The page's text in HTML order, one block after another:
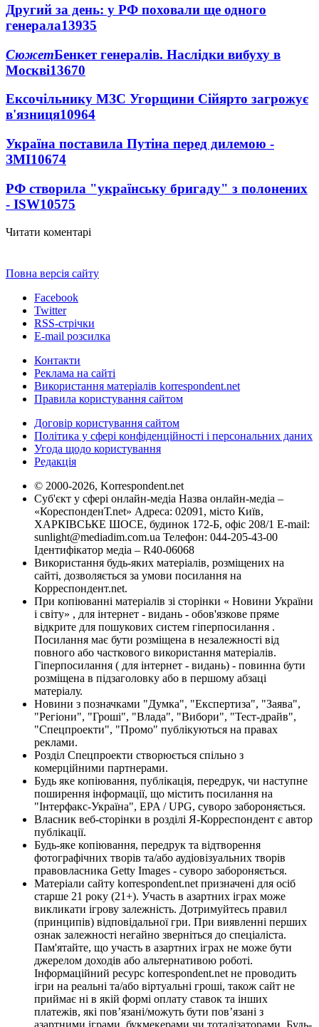
Другий за день: у РФ поховали ще одного
генерала13935
СюжетБенкет генералів. Наслідки вибуху в
Москві13670
Ексочільнику МЗС Угорщини Сійярто загрожує
в'язниця10964
Україна поставила Путіна перед дилемою -
ЗМІ10674
РФ створила "українську бригаду" з полонених
- ISW10575
Читати коментарі
Повна версія сайту
Facebook
Twitter
RSS-стрічки
E-mail розсилка
Контакти
Реклама на сайті
Використання матеріалів korrespondent.net
Правила користування сайтом
Договір користування сайтом
Політика у сфері конфіденційності і персональних даних
Угода щодо користування
Редакція
© 2000-2026, Korrespondent.net
Суб'єкт у сфері онлайн-медіа Назва онлайн-медіа –
«КореспонденТ.net» Адреса: 02091, місто Київ,
ХАРКІВСЬКЕ ШОСЕ, будинок 172-Б, офіс 208/1 E-mail:
sunlight@mediadim.com.ua Телефон: 044-205-43-00
Ідентифікатор медіа – R40-06068
Використання будь-яких матеріалів, розміщених на
сайті, дозволяється за умови посилання на
Корреспондент.net.
При копіюванні матеріалів зі сторінки « Новини України
і світу» , для інтернет - видань - обов'язкове пряме
відкрите для пошукових систем гіперпосилання .
Посилання має бути розміщена в незалежності від
повного або часткового використання матеріалів.
Гіперпосилання ( для інтернет - видань) - повинна бути
розміщена в підзаголовку або в першому абзаці
матеріалу.
Новини з позначками "Думка", "Експертиза", "Заява",
"Регіони", "Гроші", "Влада", "Вибори", "Тест-драйв",
"Спецпроекти", "Промо" публікуються на правах
реклами.
Розділ Спецпроекти створюється спільно з
комерційними партнерами.
Будь яке копіювання, публікація, передрук, чи наступне
поширення інформації, що містить посилання на
"Інтерфакс-Україна", EPA / UPG, суворо забороняється.
Власник веб-сторінки в розділі Я-Корреспондент є автор
публікації.
Будь-яке копіювання, передрук та відтворення
фотографічних творів та/або аудіовізуальних творів
правовласника Getty Images - суворо забороняється.
Матеріали сайту korrespondent.net призначені для осіб
старше 21 року (21+). Участь в азартних іграх може
викликати ігрову залежність. Дотримуйтесь правил
(принципів) відповідальної гри. При виявленні перших
ознак залежності негайно зверніться до спеціаліста.
Пам'ятайте, що участь в азартних іграх не може бути
джерелом доходів або альтернативою роботі.
Інформаційний ресурс korrespondent.net не проводить
ігри на реальні та/або віртуальні гроші, також сайт не
приймає ні в якій формі оплату ставок та інших
платежів, які пов’язані/можуть бути пов’язані з
азартними іграми, букмекерами чи тоталізаторами. Будь-